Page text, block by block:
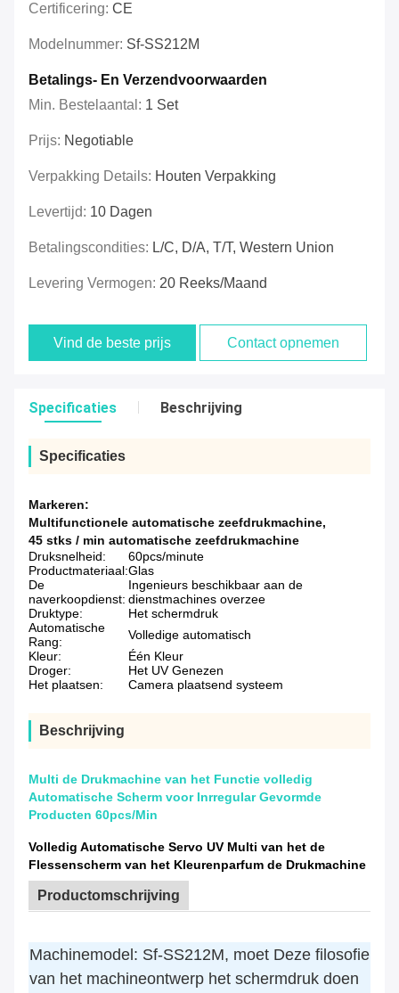
Certificering: CE
Modelnummer: Sf-SS212M
Betalings- En Verzendvoorwaarden
Min. Bestelaantal: 1 Set
Prijs: Negotiable
Verpakking Details: Houten Verpakking
Levertijd: 10 Dagen
Betalingscondities: L/C, D/A, T/T, Western Union
Levering Vermogen: 20 Reeks/Maand
Vind de beste prijs Contact opnemen
Specificaties Beschrijving
Specificaties
Markeren:
Multifunctionele automatische zeefdrukmachine,
45 stks / min automatische zeefdrukmachine
Druksnelheid:
60pcs/minute
Productmateriaal:Glas
De
naverkoopdienst:
Ingenieurs beschikbaar aan de
dienstmachines overzee
Druktype:
Het schermdruk
Automatische
Rang:
Volledige automatisch
Kleur:
Één Kleur
Droger:
Het UV Genezen
Het plaatsen:
Camera plaatsend systeem
Beschrijving
Multi de Drukmachine van het Functie volledig
Automatische Scherm voor Inrregular Gevormde
Producten 60pcs/Min
Volledig Automatische Servo UV Multi van het de
Flessenscherm van het Kleurenparfum de Drukmachine
Productomschrijving
Machinemodel: Sf-SS212M, moet Deze filosofie
van het machineontwerp het schermdruk doen